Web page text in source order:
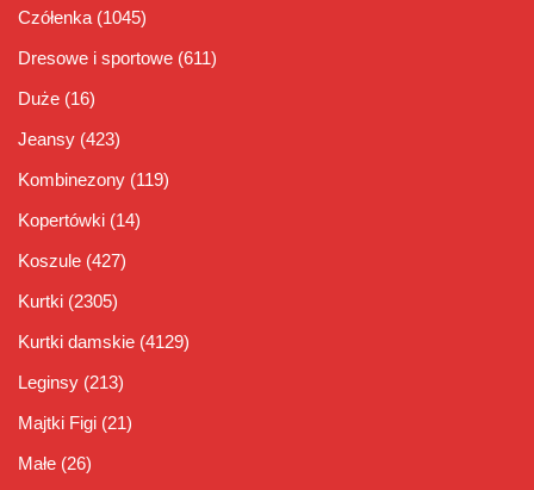
Czółenka (1045)
Dresowe i sportowe (611)
Duże (16)
Jeansy (423)
Kombinezony (119)
Kopertówki (14)
Koszule (427)
Kurtki (2305)
Kurtki damskie (4129)
Leginsy (213)
Majtki Figi (21)
Małe (26)